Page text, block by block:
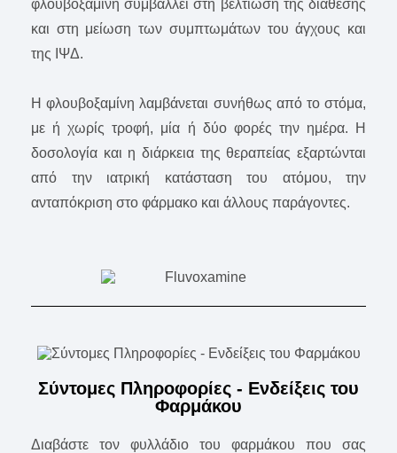
φλουβοξαμίνη συμβάλλει στη βελτίωση της διάθεσης
και στη μείωση των συμπτωμάτων του άγχους και
της ΙΨΔ.
Η φλουβοξαμίνη λαμβάνεται συνήθως από το στόμα,
με ή χωρίς τροφή, μία ή δύο φορές την ημέρα. Η
δοσολογία και η διάρκεια της θεραπείας εξαρτώνται
από την ιατρική κατάσταση του ατόμου, την
ανταπόκριση στο φάρμακο και άλλους παράγοντες.
Σύντομες Πληροφορίες - Ενδείξεις του
Φαρμάκου
Διαβάστε τον φυλλάδιο του φαρμάκου που σας